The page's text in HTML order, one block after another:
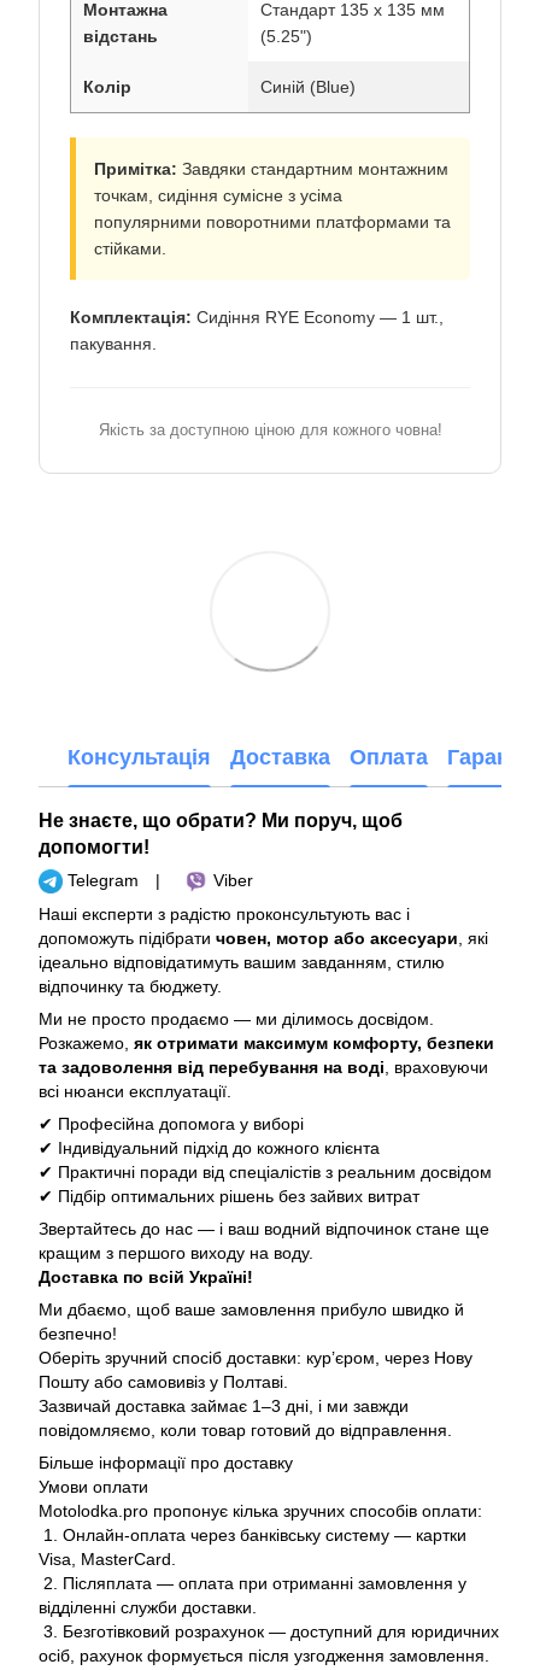
Монтажна
відстань
Стандарт 135 х 135 мм
(5.25")
Колір Синій (Blue)
Примітка: Завдяки стандартним монтажним
точкам, сидіння сумісне з усіма
популярними поворотними платформами та
стійками.
Комплектація: Сидіння RYE Economy — 1 шт.,
пакування.
Якість за доступною ціною для кожного човна!
Консультація Доставка Оплата Гарантія
Не знаєте, що обрати? Ми поруч, щоб
допомогти!
Telegram |
Viber
Наші експерти з радістю проконсультують вас і
допоможуть підібрати човен, мотор або аксесуари , які
ідеально відповідатимуть вашим завданням, стилю
відпочинку та бюджету.
Ми не просто продаємо — ми ділимось досвідом.
Розкажемо, як отримати максимум комфорту, безпеки
та задоволення від перебування на воді , враховуючи
всі нюанси експлуатації.
✔ Професійна допомога у виборі
✔ Індивідуальний підхід до кожного клієнта
✔ Практичні поради від спеціалістів з реальним досвідом
✔ Підбір оптимальних рішень без зайвих витрат
Звертайтесь до нас — і ваш водний відпочинок стане ще
кращим з першого виходу на воду.
Доставка по всій Україні!
Ми дбаємо, щоб ваше замовлення прибуло швидко й
безпечно!
Оберіть зручний спосіб доставки: кур’єром, через Нову
Пошту або самовивіз у Полтаві.
Зазвичай доставка займає 1–3 дні, і ми завжди
повідомляємо, коли товар готовий до відправлення.
Більше інформації про доставку
Умови оплати
Motolodka.pro пропонує кілька зручних способів оплати:
1. Онлайн-оплата через банківську систему — картки
Visa, MasterCard.
2. Післяплата — оплата при отриманні замовлення у
відділенні служби доставки.
3. Безготівковий розрахунок — доступний для юридичних
осіб, рахунок формується після узгодження замовлення.